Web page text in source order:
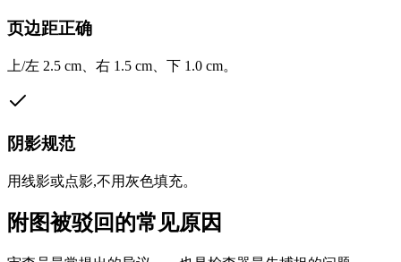
页边距正确
上/左 2.5 cm、右 1.5 cm、下 1.0 cm。
阴影规范
用线影或点影,不用灰色填充。
附图被驳回的常见原因